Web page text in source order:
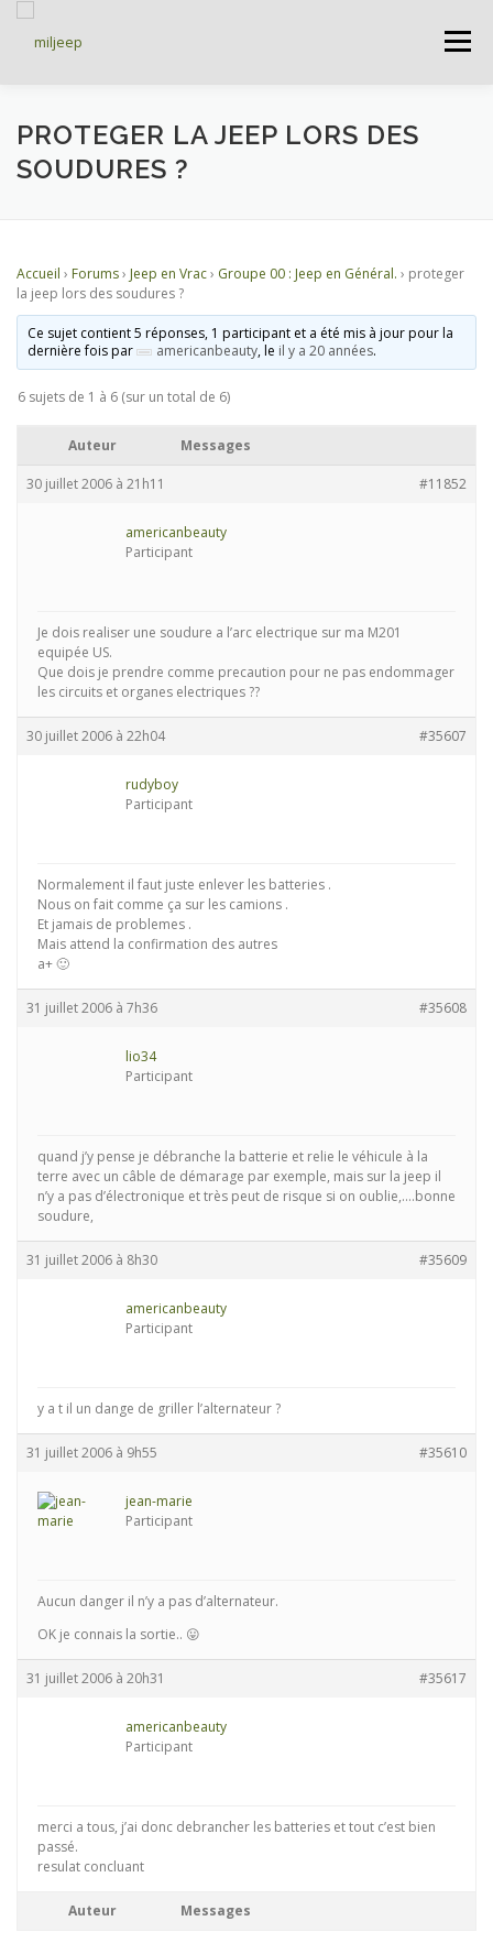
Menu
ACCUEIL ARTICLES PETITES ANNONCES
DOCUMENTATIONS
CONNEXION
PROTEGER LA JEEP LORS DES
SOUDURES ?
Accueil › Forums› Jeep en Vrac› Groupe 00 : Jeep en Général. › proteger
la jeep lors des soudures ?
Ce sujet contient 5 réponses, 1 participant et a été mis à jour pour la
dernière fois par
americanbeauty, le il y a 20 années.
6 sujets de 1 à 6 (sur un total de 6)
Auteur Messages
30 juillet 2006 à 21h11 #11852
americanbeauty
Participant
Je dois realiser une soudure a l’arc electrique sur ma M201
equipée US.
Que dois je prendre comme precaution pour ne pas endommager
les circuits et organes electriques ??
30 juillet 2006 à 22h04 #35607
rudyboy
Participant
Normalement il faut juste enlever les batteries .
Nous on fait comme ça sur les camions .
Et jamais de problemes .
Mais attend la confirmation des autres
a+ 🙂
31 juillet 2006 à 7h36 #35608
lio34
Participant
quand j’y pense je débranche la batterie et relie le véhicule à la
terre avec un câble de démarage par exemple, mais sur la jeep il
n’y a pas d’électronique et très peut de risque si on oublie,….bonne
soudure,
31 juillet 2006 à 8h30 #35609
americanbeauty
Participant
y a t il un dange de griller l’alternateur ?
31 juillet 2006 à 9h55 #35610
jean-marie
Participant
Aucun danger il n’y a pas d’alternateur.
OK je connais la sortie.. 😛
31 juillet 2006 à 20h31 #35617
americanbeauty
Participant
merci a tous, j’ai donc debrancher les batteries et tout c’est bien
passé.
resulat concluant
Auteur Messages